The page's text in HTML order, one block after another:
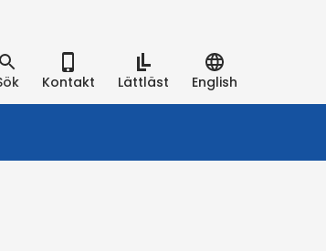
Sök Kontakt Lättläst English